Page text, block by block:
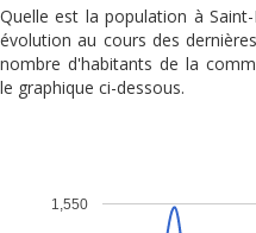
Quelle est la population à
évolution au cours des
nombre d'habitants de la
le graphique ci-dessous.
1,550